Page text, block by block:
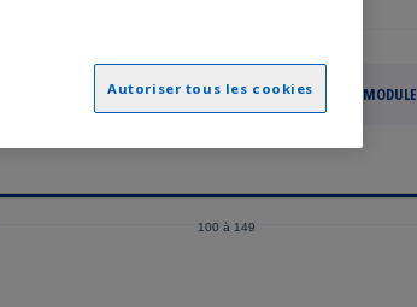
ACHAT DU MODULE
100 à 149
Autoriser tous les cookies